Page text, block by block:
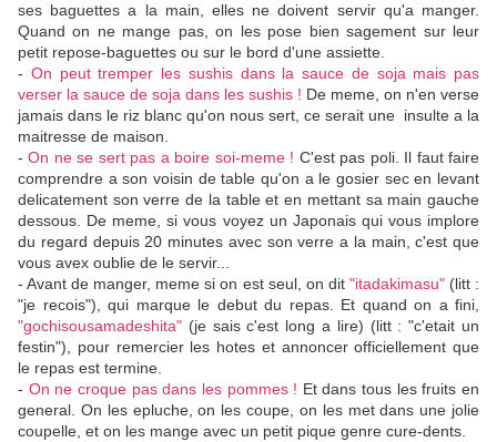
ses baguettes a la main, elles ne doivent servir qu'a manger.
Quand on ne mange pas, on les pose bien sagement sur leur
petit repose-baguettes ou sur le bord d'une assiette.
- On peut tremper les sushis dans la sauce de soja mais pas
verser la sauce de soja dans les sushis ! De meme, on n'en verse
jamais dans le riz blanc qu'on nous sert, ce serait une insulte a la
maitresse de maison.
-On ne se sert pas a boire soi-meme ! C'est pas poli. Il faut faire
comprendre a son voisin de table qu'on a le gosier sec en levant
delicatement son verre de la table et en mettant sa main gauche
dessous. De meme, si vous voyez un Japonais qui vous implore
du regard depuis 20 minutes avec son verre a la main, c'est que
vous avex oublie de le servir...
- Avant de manger, meme si on est seul, on dit "itadakimasu"(litt :
"je recois"), qui marque le debut du repas. Et quand on a fini,
"gochisousamadeshita" (je sais c'est long a lire) (litt : "c'etait un
festin"), pour remercier les hotes et annoncer officiellement que
le repas est termine.
- On ne croque pas dans les pommes ! Et dans tous les fruits en
general. On les epluche, on les coupe, on les met dans une jolie
coupelle, et on les mange avec un petit pique genre cure-dents.